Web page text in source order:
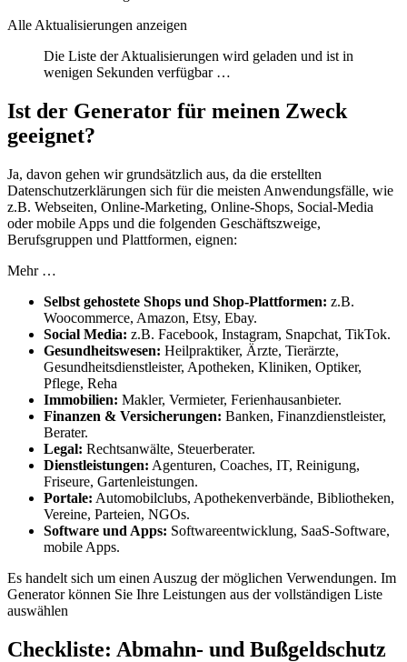
Alle Aktualisierungen anzeigen
Die Liste der Aktualisierungen wird geladen und ist in
wenigen Sekunden verfügbar …
Ist der Generator für meinen Zweck
geeignet?
Ja, davon gehen wir grundsätzlich aus, da die erstellten
Datenschutzerklärungen sich für die meisten Anwendungsfälle, wie
z.B. Webseiten, Online-Marketing, Online-Shops, Social-Media
oder mobile Apps und die folgenden Geschäftszweige,
Berufsgruppen und Plattformen, eignen:
Mehr …
Selbst gehostete Shops und Shop-Plattformen: z.B.
Woocommerce, Amazon, Etsy, Ebay.
Social Media: z.B. Facebook, Instagram, Snapchat, TikTok.
Gesundheitswesen: Heilpraktiker, Ärzte, Tierärzte,
Gesundheitsdienstleister, Apotheken, Kliniken, Optiker,
Pflege, Reha
Immobilien: Makler, Vermieter, Ferienhausanbieter.
Finanzen & Versicherungen: Banken, Finanzdienstleister,
Berater.
Legal: Rechtsanwälte, Steuerberater.
Dienstleistungen: Agenturen, Coaches, IT, Reinigung,
Friseure, Gartenleistungen.
Portale: Automobilclubs, Apothekenverbände, Bibliotheken,
Vereine, Parteien, NGOs.
Software und Apps: Softwareentwicklung, SaaS-Software,
mobile Apps.
Es handelt sich um einen Auszug der möglichen Verwendungen. Im
Generator können Sie Ihre Leistungen aus der vollständigen Liste
auswählen
Checkliste: Abmahn- und Bußgeldschutz